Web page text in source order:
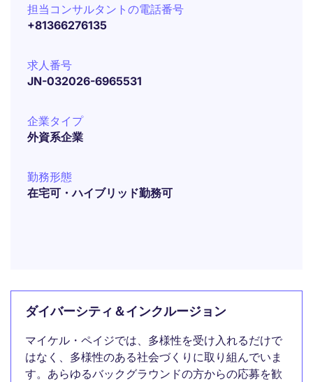
担当コンサルタントの電話番号
+81366276135
求人番号
JN-032026-6965531
企業タイプ
外資系企業
勤務形態
在宅可・ハイブリッド勤務可
ダイバーシティ＆インクルージョン
マイケル・ペイジでは、多様性を受け入れるだけで
はなく、多様性のある社会づくりに取り組んでいま
す。あらゆるバックグラウンドの方からの応募を歓